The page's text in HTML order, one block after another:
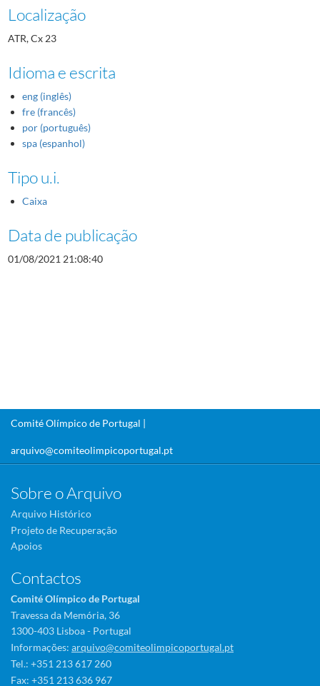
Localização
ATR, Cx 23
Idioma e escrita
eng (inglês)
fre (francês)
por (português)
spa (espanhol)
Tipo u.i.
Caixa
Data de publicação
01/08/2021 21:08:40
Comité Olímpico de Portugal |
arquivo@comiteolimpicoportugal.pt
Sobre o Arquivo
Arquivo Histórico
Projeto de Recuperação
Apoios
Contactos
Comité Olímpico de Portugal
Travessa da Memória, 36
1300-403 Lisboa - Portugal
Informações: arquivo@comiteolimpicoportugal.pt
Tel.: +351 213 617 260
Fax: +351 213 636 967